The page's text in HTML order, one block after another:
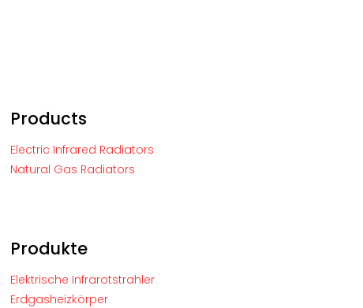
Products
Electric Infrared Radiators
Natural Gas Radiators
Produkte
Elektrische Infrarotstrahler
Erdgasheizkörper